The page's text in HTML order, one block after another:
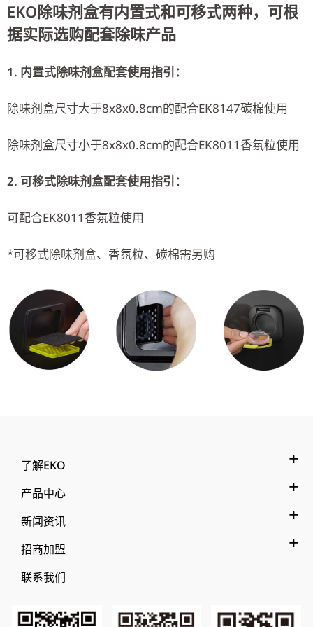
EKO除味剂盒有内置式和可移式两种，可根
据实际选购配套除味产品
1. 内置式除味剂盒配套使用指引：
除味剂盒尺寸大于8x8x0.8cm的配合EK8147碳棉使用
除味剂盒尺寸小于8x8x0.8cm的配合EK8011香氛粒使用
2. 可移式除味剂盒配套使用指引：
可配合EK8011香氛粒使用
*可移式除味剂盒、香氛粒、碳棉需另购
了解EKO
产品中心
新闻资讯
招商加盟
联系我们